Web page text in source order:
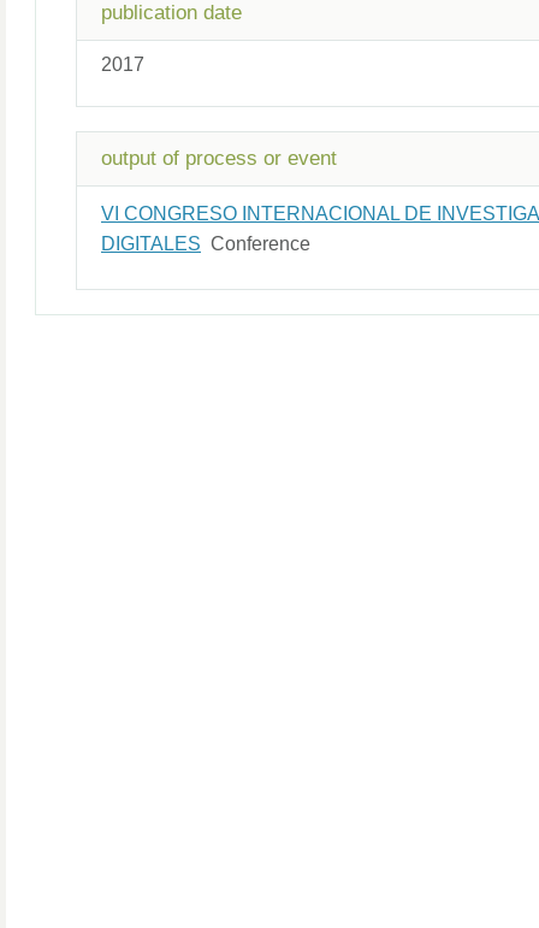
publication date
2017
output of process or event
VI CONGRESO INTERNACIONAL DE
DIGITALES Conference